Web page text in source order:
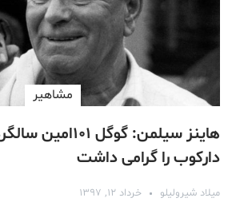
مشاهیر
هاینز سیلمن: گوگل
دارکوب را گرامی داشت
میلاد شیرولیلو خرداد ۱۲, ۱۳۹۷